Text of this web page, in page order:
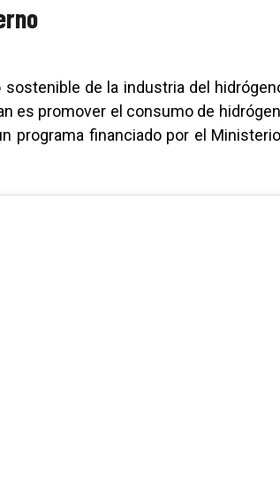
de la industria del
es promover el consumo de
programa financiado por el